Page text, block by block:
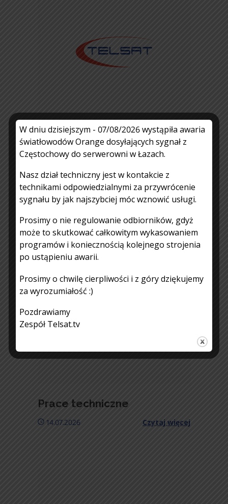
Informacja – BOK nieczynny
3.08.2026 Czytaj więcej
Prace techniczne
14.07.2026 Czytaj więcej
W dniu dzisiejszym - 07/08/2026 wystąpiła awaria
światłowodów Orange dosyłających sygnał z
Częstochowy do serwerowni w Łazach.
Nasz dział techniczny jest w kontakcie z
technikami odpowiedzialnymi za przywrócenie
sygnału by jak najszybciej móc wznowić usługi.
Prosimy o nie regulowanie odbiorników, gdyż
może to skutkować całkowitym wykasowaniem
programów i koniecznością kolejnego strojenia
po ustąpieniu awarii.
Prosimy o chwilę cierpliwości i z góry dziękujemy
za wyrozumiałość :)
Pozdrawiamy
Zespół Telsat.tv